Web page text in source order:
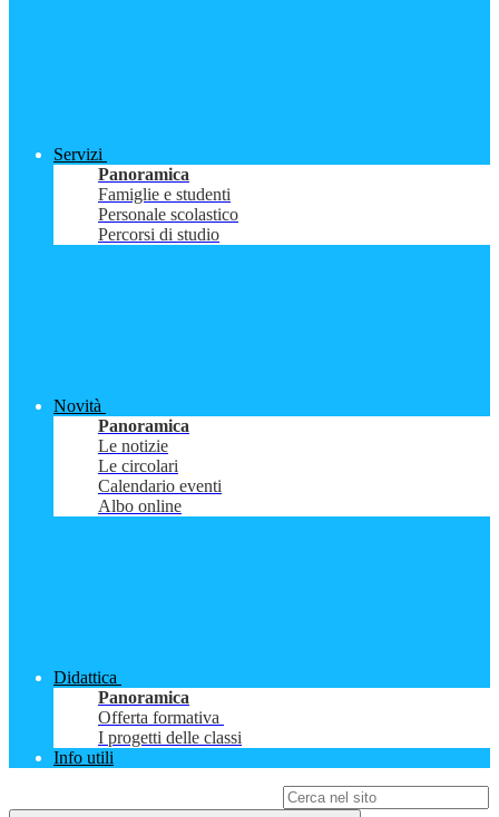
Servizi
Panoramica
Famiglie e studenti
Personale scolastico
Percorsi di studio
Novità
Panoramica
Le notizie
Le circolari
Calendario eventi
Albo online
Didattica
Panoramica
Offerta formativa
I progetti delle classi
Info utili